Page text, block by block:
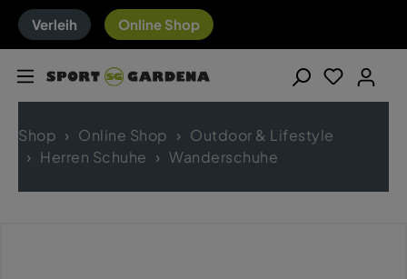
Verleih Online Shop
Shop Online Shop
Outdoor & Lifestyle
Herren Schuhe
Wanderschuhe